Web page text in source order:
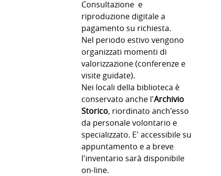
Consultazione e
riproduzione digitale a
pagamento su richiesta.
Nel periodo estivo vengono
organizzati momenti di
valorizzazione (conferenze e
visite guidate).
Nei locali della biblioteca è
conservato anche l'Archivio
Storico, riordinato anch'esso
da personale volontario e
specializzato. E' accessibile su
appuntamento e a breve
l'inventario sarà disponibile
on-line.